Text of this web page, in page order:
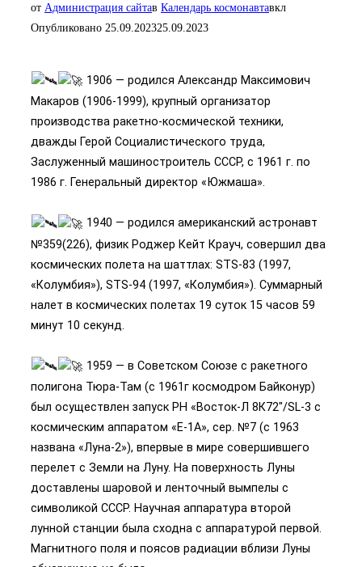
от Администрация сайтав Календарь космонавтавкл
Опубликовано 25.09.202325.09.2023
1906 — родился Александр Максимович
Макаров (1906-1999), крупный организатор
производства ракетно-космической техники,
дважды Герой Социалистического труда,
Заслуженный машиностроитель СССР, с 1961 г. по
1986 г. Генеральный директор «Южмаша».
1940 — родился американский астронавт
№359(226), физик Роджер Кейт Крауч, совершил два
космических полета на шаттлах: STS-83 (1997,
«Колумбия»), STS-94 (1997, «Колумбия»). Суммарный
налет в космических полетах 19 суток 15 часов 59
минут 10 секунд.
1959 — в Советском Союзе с ракетного
полигона Тюра-Там (с 1961г космодром Байконур)
был осуществлен запуск РН «Восток-Л 8К72″/SL-3 с
космическим аппаратом «Е-1А», сер. №7 (с 1963
названа «Луна-2»), впервые в мире совершившего
перелет с Земли на Луну. На поверхность Луны
доставлены шаровой и ленточный вымпелы с
символикой СССР. Научная аппаратура второй
лунной станции была сходна с аппаратурой первой.
Магнитного поля и поясов радиации вблизи Луны